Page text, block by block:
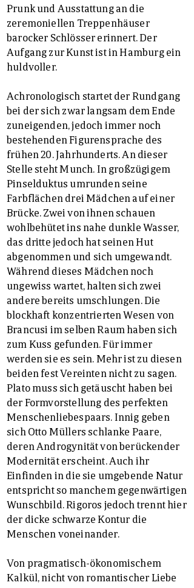
Prunk und Ausstattung an die
zeremoniellen Treppenhäuser
barocker Schlösser erinnert. Der
Aufgang zur Kunst ist in Hamburg ein
huldvoller.
Achronologisch startet der Rundgang
bei der sich zwar langsam dem Ende
zuneigenden, jedoch immer noch
bestehenden Figurensprache des
frühen 20. Jahrhunderts. An dieser
Stelle steht Munch. In großzügigem
Pinselduktus umrunden seine
Farbflächen drei Mädchen auf einer
Brücke. Zwei von ihnen schauen
wohlbehütet ins nahe dunkle Wasser,
das dritte jedoch hat seinen Hut
abgenommen und sich umgewandt.
Während dieses Mädchen noch
ungewiss wartet, halten sich zwei
andere bereits umschlungen. Die
blockhaft konzentrierten Wesen von
Brancusi im selben Raum haben sich
zum Kuss gefunden. Für immer
werden sie es sein. Mehr ist zu diesen
beiden fest Vereinten nicht zu sagen.
Plato muss sich getäuscht haben bei
der Formvorstellung des perfekten
Menschenliebespaars. Innig geben
sich Otto Müllers schlanke Paare,
deren Androgynität von berückender
Modernität erscheint. Auch ihr
Einfinden in die sie umgebende Natur
entspricht so manchem gegenwärtigen
Wunschbild. Rigoros jedoch trennt hier
der dicke schwarze Kontur die
Menschen voneinander.
Von pragmatisch-ökonomischem
Kalkül, nicht von romantischer Liebe